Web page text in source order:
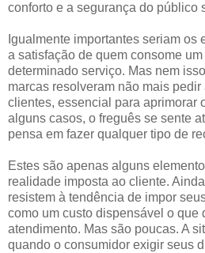
conforto e a segurança do público
Igualmente importantes seriam os
a satisfação de quem consome
determinado serviço. Mas nem
marcas resolveram não mais
clientes, essencial para aprimorar
alguns casos, o freguês se sente
pensa em fazer qualquer tipo de
Estes são apenas alguns
realidade imposta ao cliente.
resistem à tendência de impor
como um custo dispensável o que
atendimento. Mas são poucas. A
quando o consumidor exigir seus